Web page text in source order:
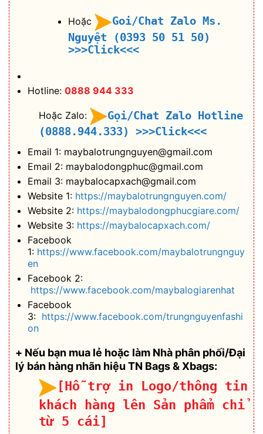
Hoặc
Goi/Chat Zalo Ms.
Nguyệt (0393 50 51 50)
>>>Click<<<
Hotline: 0888 944 333
Hoặc Zalo:
Gọi/Chat Zalo Hotline
(0888.944.333)
>>>Click<<<
Email 1: maybalotrungnguyen@gmail.com
Email 2: maybalodongphuc@gmail.com
Email 3: maybalocapxach@gmail.com
Website 1: https://maybalotrungnguyen.com/
Website 2: https://maybalodongphucgiare.com/
Website 3: https://maybalocapxach.com/
Facebook
1: https://www.facebook.com/maybalotrungnguy
en
Facebook 2:
https://www.facebook.com/maybalogiarenhat
Facebook
3: https://www.facebook.com/trungnguyenfashi
on
+ Nếu bạn mua lẻ hoặc làm Nhà phân phối/Đại
lý bán hàng nhãn hiệu TN Bags & Xbags:
[Hỗ trợ in Logo/thông tin
khách hàng lên Sản phẩm chỉ
từ 5 cái]